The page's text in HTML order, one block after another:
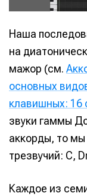
Наша
на
мажор (см.
основных
клавишных: 16
звуки гаммы
аккорды, то мы
трезвучий: C,
Каждое из